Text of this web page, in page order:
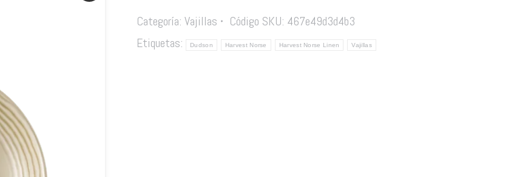
Categoría: Vajillas Código SKU: 467e49d3d4b3
Etiquetas:
Dudson Harvest Norse Harvest Norse Linen Vajillas